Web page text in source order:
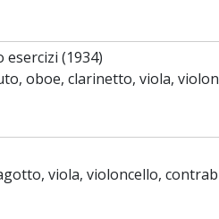
(1934)
oboe, clarinetto, viola,
viola, violoncello,